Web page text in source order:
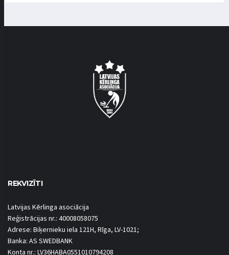
REKVIZĪTI
Latvijas Kērlinga asociācija
Reģistrācijas nr.: 40008058075
Adrese: Biķernieku iela 121H, Rīga, LV-1021;
Banka: AS SWEDBANK
Konta nr.: LV36HABA0551010794208